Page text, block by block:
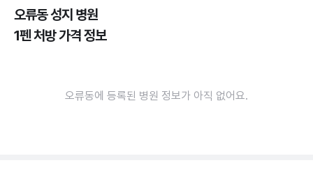
오류동 성지 병원
1펜 처방 가격 정보
오류동에 등록된 병원 정보가 아직 없어요.